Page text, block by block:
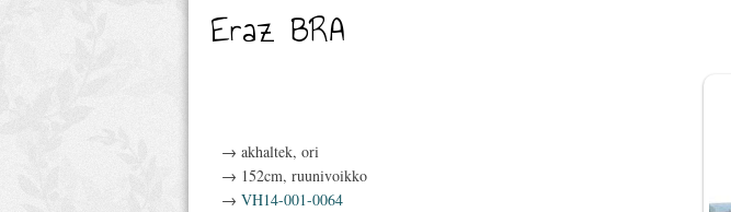
Eraz BRA
→ akhaltek, ori
→ 152cm, ruunivoikko
→ VH14-001-0064